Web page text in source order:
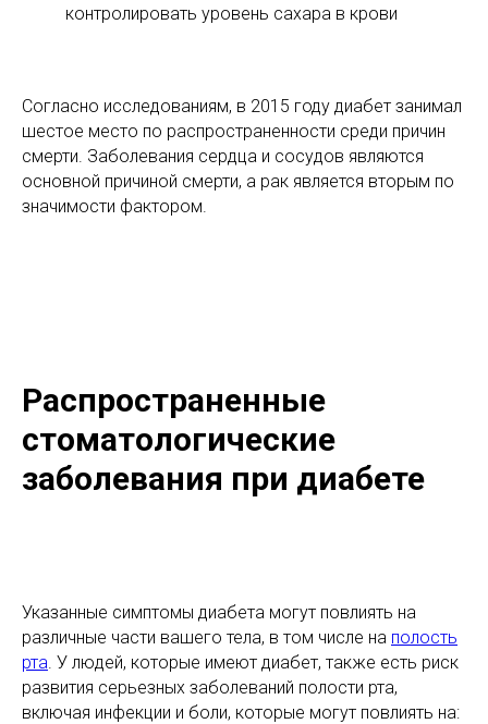
контролировать уровень сахара в крови
Согласно исследованиям, в 2015 году диабет занимал
шестое место по распространенности среди причин
смерти. Заболевания сердца и сосудов являются
основной причиной смерти, а рак является вторым по
значимости фактором.
Распространенные
стоматологические
заболевания при диабете
Указанные симптомы диабета могут повлиять на
различные части вашего тела, в том числе на полость
рта. У людей, которые имеют диабет, также есть риск
развития серьезных заболеваний полости рта,
включая инфекции и боли, которые могут повлиять на: